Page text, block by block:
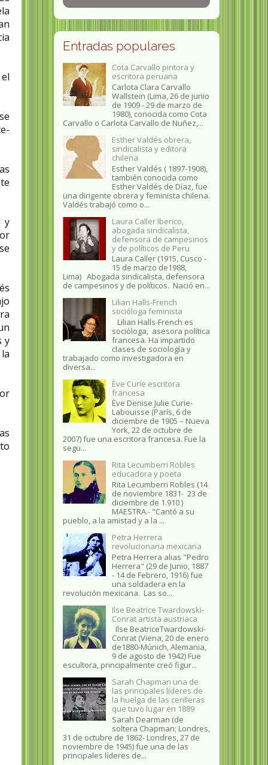
y
y
Entradas populares
Cota Carvallo pintora y
escritora peruana
Carlota Clara Carvallo
Wallstein (Lima, 26 de junio
de 1909 - 29 de marzo de
1980), conocida como Cota
Carvallo o Carlota Carvallo de Nuñez,...
Esther Valdés obrera,
sindicalista y editora
chilena
Esther Valdés ( 1897-1908),
también conocida como
Esther Valdés de Díaz, fue
una dirigente obrera y feminista chilena.
Valdés trabajó como o...
Laura Caller Iberico,
abogada sindicalista,
defensora de campesinos
y de políticos de Peru
Laura Caller (1915, Cusco -
15 de marzo de1988,
Lima) Abogada sindicalista, defensora
de campesinos y de políticos. Nació en...
Lilian Halls-French
socióloga feminista
Lilian Halls-French es
socióloga, asesora política
francesa. Ha impartido
clases de sociología y
trabajado como investigadora en
diversa...
Ève Curie escritora
francesa
Ève Denise Julie Curie-
Labouisse (París, 6 de
diciembre de 1905 – Nueva
York, 22 de octubre de
2007) fue una escritora francesa. Fue la
segu...
Rita Lecumberri Robles
educadora y poeta
Rita Lecumberri Robles (14
de noviembre 1831- 23 de
diciembre de 1.910 )
MAESTRA.- "Cantó a su
pueblo, a la amistad y a la ...
Petra Herrera
revolucionaria mexicana
Petra Herrera alias "Pedro
Herrera" (29 de Junio, 1887
- 14 de Febrero, 1916) fue
una soldadera en la
revolución mexicana. Las so...
Ilse Beatrice Twardowski-
Conrat artista austriaca
Ilse BeatriceTwardowski-
Conrat (Viena, 20 de enero
de1880-Múnich, Alemania,
9 de agosto de 1942) Fue
escultora, principalmente creó figur...
Sarah Chapman una de
las principales líderes de
la huelga de las cerilleras
que tuvo lugar en 1889
Sarah Dearman (de
soltera Chapman; Londres,
31 de octubre de 1862​- Londres, 27 de
noviembre de 1945)​ fue una de las
principales líderes de...